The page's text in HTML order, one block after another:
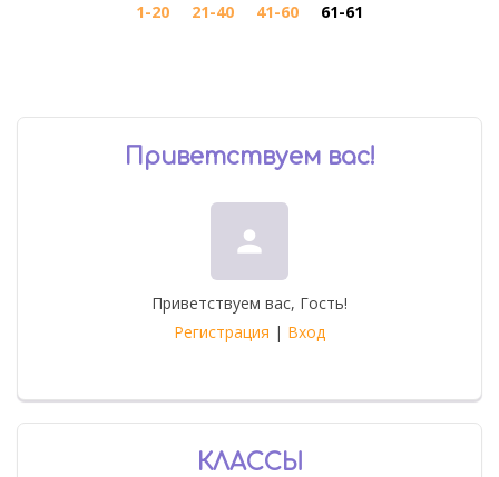
1-20 21-40 41-60 61-61
Приветствуем вас!
person
Приветствуем вас, Гость!
Регистрация | Вход
КЛАССЫ